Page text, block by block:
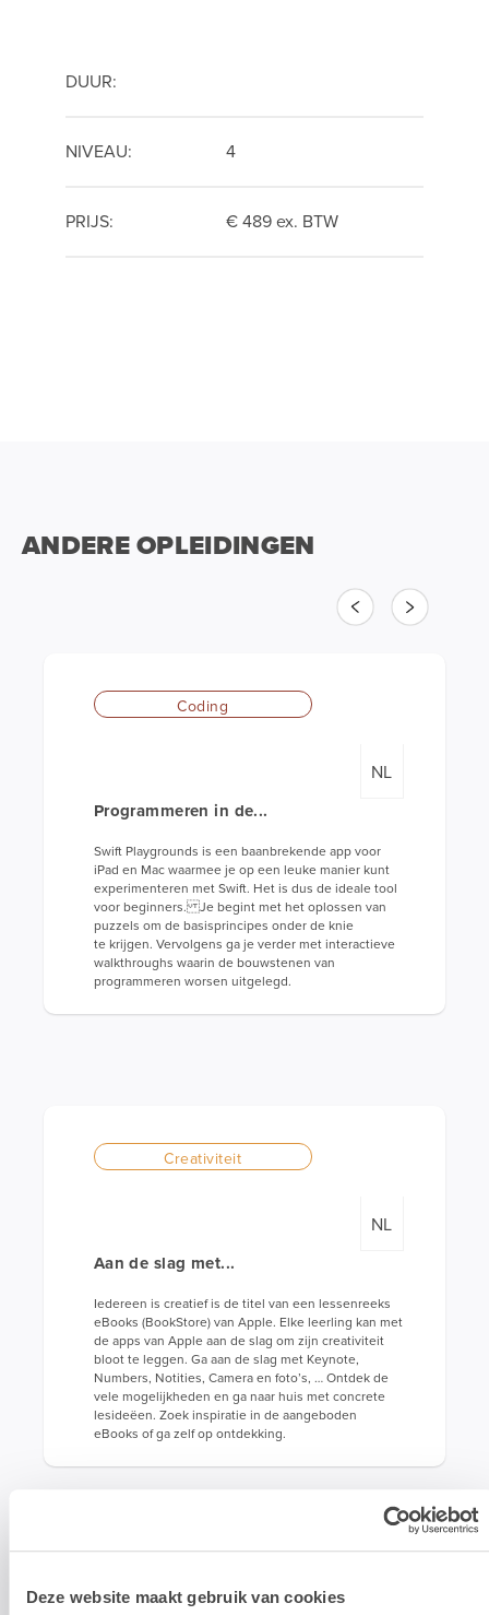
Deze website maakt gebruik van cookies
DUUR:
NIVEAU: 4
PRIJS: € 489 ex. BTW
ANDERE OPLEIDINGEN
Vorige Volgende
Coding
NL
Programmeren in de...
Swift Playgrounds is een baan­brekende app voor
iPad en Mac waarmee je op een leuke manier kunt
experimenteren met Swift. Het is dus de ideale tool
voor beginners. Je begint met het oplossen van
puzzels om de basis­principes onder de knie
te krijgen. Vervolgens ga je verder met interactieve
walkthroughs waarin de bouwstenen van
programmeren worsen uitgelegd.
Creativiteit
NL
Aan de slag met...
Iedereen is creatief is de titel van een lessenreeks
eBooks (BookStore) van Apple. Elke leerling kan met
de apps van Apple aan de slag om zijn creativiteit
bloot te leggen. Ga aan de slag met Keynote,
Numbers, Notities, Camera en foto’s, … Ontdek de
vele mogelijkheden en ga naar huis met concrete
lesideëen. Zoek inspiratie in de aangeboden
eBooks of ga zelf op ontdekking.
OPLEIDING NIET GEVONDEN?
Contacteer ons dan viaeducation@lab9pro.be